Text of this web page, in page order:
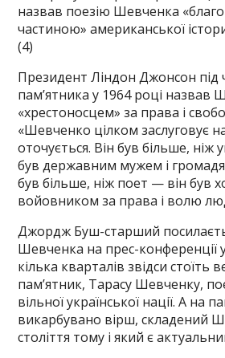
назвав поезію Шевченка
частиною» американської
(4)
Президент Ліндон Джонсон під
пам’ятника у 1964 році назвав
«хрестоносцем» за права і
«Шевченко цілком заслуговує
оточується. Він був більше, ніж
був державним мужем і
був більше, ніж поет — він був
войовником за права і волю
Джордж Буш-старший
Шевченка на прес-конференції
кілька кварталів звідси стоїть
пам’ятник, Тарасу Шевченку,
вільної української нації. А на
викарбувано вірш, складений
століття тому і який є